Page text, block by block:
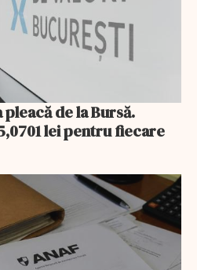
de la Bursă.
lei pentru fiecare